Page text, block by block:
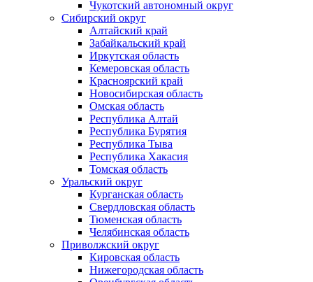
Чукотский автономный округ
Сибирский округ
Алтайский край
Забайкальский край
Иркутская область
Кемеровская область
Красноярский край
Новосибирская область
Омская область
Республика Алтай
Республика Бурятия
Республика Тыва
Республика Хакасия
Томская область
Уральский округ
Курганская область
Свердловская область
Тюменская область
Челябинская область
Приволжский округ
Кировская область
Нижегородская область